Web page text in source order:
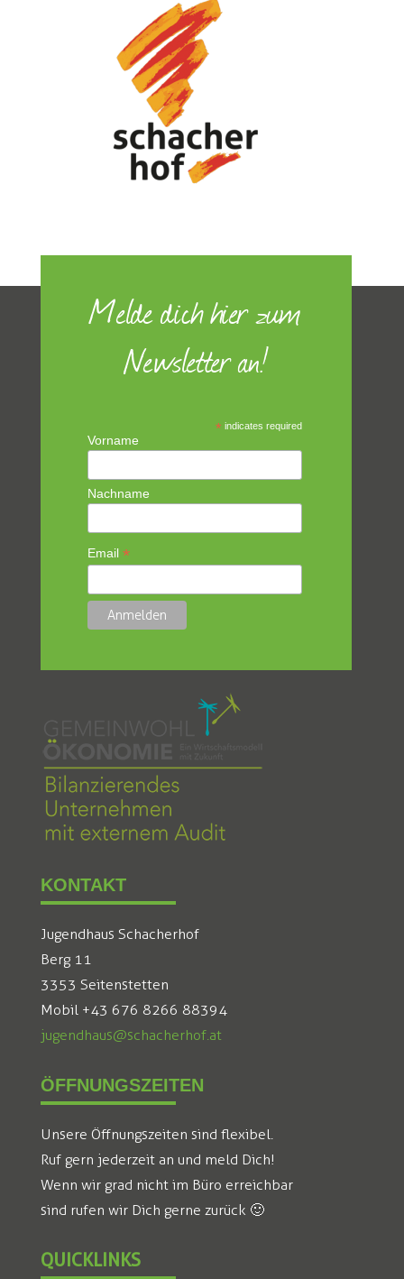
Melde dich hier zum
Newsletter an!
* indicates required
Vorname
Nachname
Email*
KONTAKT
Jugendhaus Schacherhof
Berg 11
3353 Seitenstetten
Mobil +43 676 8266 88394
jugendhaus@schacherhof.at
ÖFFNUNGSZEITEN
Unsere Öffnungszeiten sind flexibel.
Ruf gern jederzeit an und meld Dich!
Wenn wir grad nicht im Büro erreichbar
sind rufen wir Dich gerne zurück 🙂
QUICKLINKS